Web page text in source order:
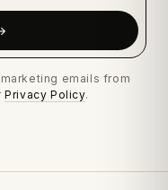
emails from
Privacy Policy.